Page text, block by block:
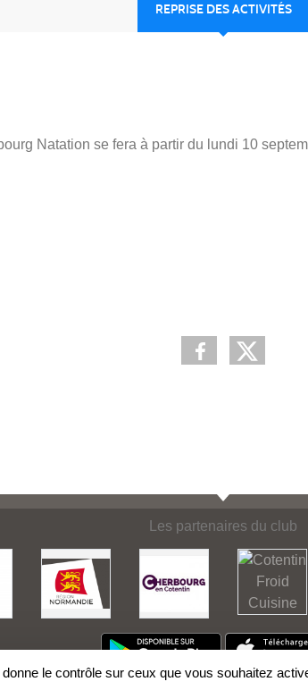
REPRISE DES ACTIVITÉS
Natation se fera à partir du lundi 10
Les partenaires du club
le contrôle sur ceux que vous souhaitez